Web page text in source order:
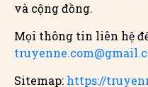
và cộng đồng.
Mọi thông tin liên hệ
Sitemap: https://